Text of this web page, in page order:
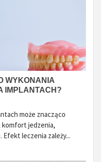
WYKONANIA
IMPLANTACH?
może znacząco
komfort jedzenia,
leczenia zależy...